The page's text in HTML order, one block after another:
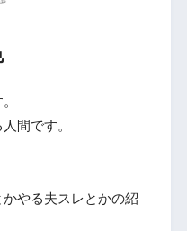
間です。
やる夫スレとかの紹